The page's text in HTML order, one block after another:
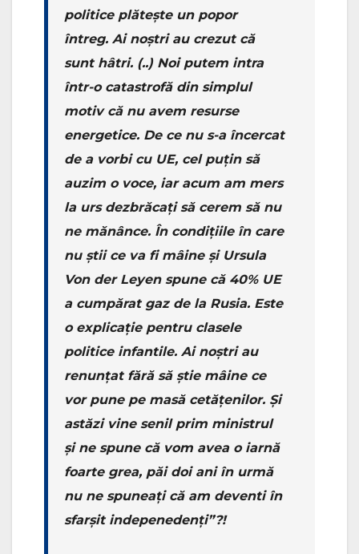
politice plătește un popor
întreg. Ai noștri au crezut că
sunt hâtri. (..) Noi putem intra
într-o catastrofă din simplul
motiv că nu avem resurse
energetice. De ce nu s-a încercat
de a vorbi cu UE, cel puțin să
auzim o voce, iar acum am mers
la urs dezbrăcați să cerem să nu
ne mănânce. În condițiile în care
nu știi ce va fi mâine și Ursula
Von der Leyen spune că 40% UE
a cumpărat gaz de la Rusia. Este
o explicație pentru clasele
politice infantile. Ai noștri au
renunțat fără să știe mâine ce
vor pune pe masă cetățenilor. Și
astăzi vine senil prim ministrul
și ne spune că vom avea o iarnă
foarte grea, păi doi ani în urmă
nu ne spuneați că am deventi în
sfarșit indepenedenți”?!